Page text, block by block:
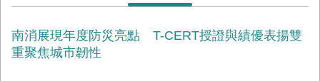
介
訊
息
南消展現年度防災亮點 T-CERT授證與績優表揚雙
重聚焦城市韌性